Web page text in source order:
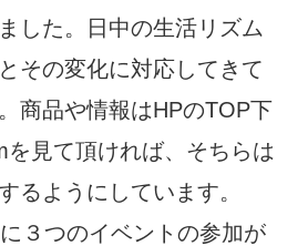
した。日中の生活リズム
その変化に対応してきて
商品や情報はHPのTOP下
を見て頂ければ、そちらは
るようにしています。
３つのイベントの参加が